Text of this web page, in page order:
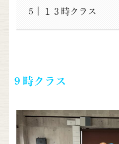
１３時クラス
９時クラス